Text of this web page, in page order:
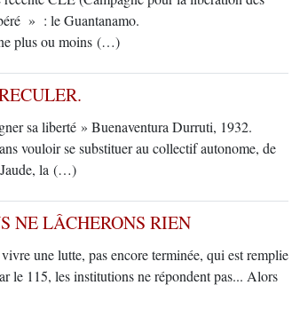
» : le Guantanamo.
plus ou moins (…)
sa liberté » Buenaventura Durruti, 1932.
vouloir se substituer au collectif autonome, de
Jaude, la (…)
NE LÂCHERONS RIEN
une lutte, pas encore terminée, qui est remplie
le 115, les institutions ne répondent pas... Alors